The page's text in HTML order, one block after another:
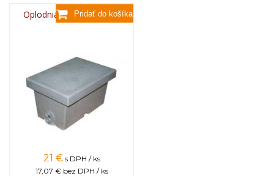
Oplodniačik nemaľovaný
21 € s DPH / ks
17,07 € bez DPH / ks